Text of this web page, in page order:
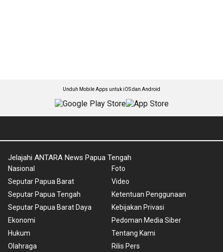
Unduh Mobile Apps untuk iOS dan Android
Jelajahi ANTARA News Papua Tengah
Nasional
Seputar Papua Barat
Seputar Papua Tengah
Seputar Papua Barat Daya
Ekonomi
Hukum
Olahraga
Foto
Video
Ketentuan Penggunaan
Kebijakan Privasi
Pedoman Media Siber
Tentang Kami
Rilis Pers